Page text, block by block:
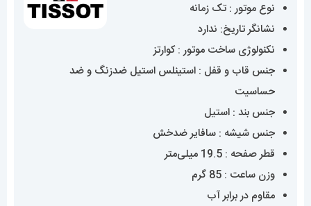
نوع موتور : تک زمانه
نشانگر تاریخ: ندارد
نکنولوژی ساخت موتور : کوارتز
جنس قاب و قفل : استینلس استیل ضدزنگ و ضد
حساسیت
جنس بند : استیل
جنس شیشه : سافایر ضدخش
قطر صفحه : 19.5 میلی‌متر
وزن ساعت : 85 گرم
مقاوم در برابر آب